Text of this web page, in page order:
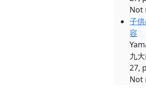
Not
子
容
九
27,
Not